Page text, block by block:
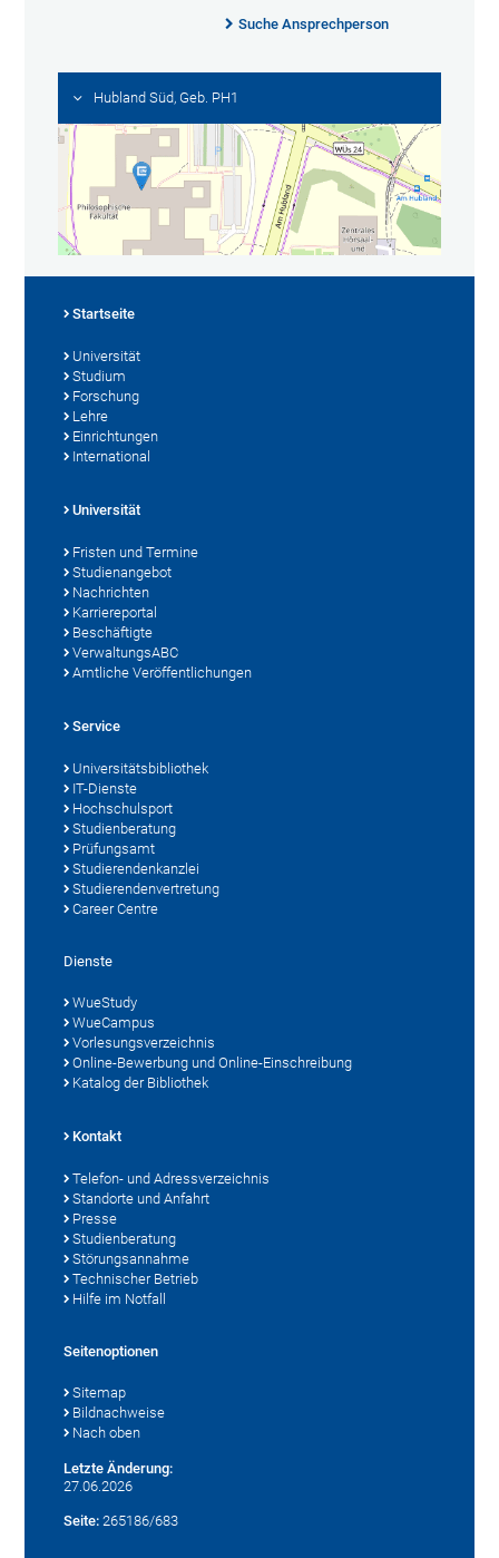
Suche Ansprechperson
Hubland Süd, Geb. PH1
Startseite
Universität
Studium
Forschung
Lehre
Einrichtungen
International
Universität
Fristen und Termine
Studienangebot
Nachrichten
Karriereportal
Beschäftigte
VerwaltungsABC
Amtliche Veröffentlichungen
Service
Universitätsbibliothek
IT-Dienste
Hochschulsport
Studienberatung
Prüfungsamt
Studierendenkanzlei
Studierendenvertretung
Career Centre
Dienste
WueStudy
WueCampus
Vorlesungsverzeichnis
Online-Bewerbung und Online-Einschreibung
Katalog der Bibliothek
Kontakt
Telefon- und Adressverzeichnis
Standorte und Anfahrt
Presse
Studienberatung
Störungsannahme
Technischer Betrieb
Hilfe im Notfall
Seitenoptionen
Sitemap
Bildnachweise
Nach oben
Letzte Änderung:
27.06.2026
Seite: 265186/683